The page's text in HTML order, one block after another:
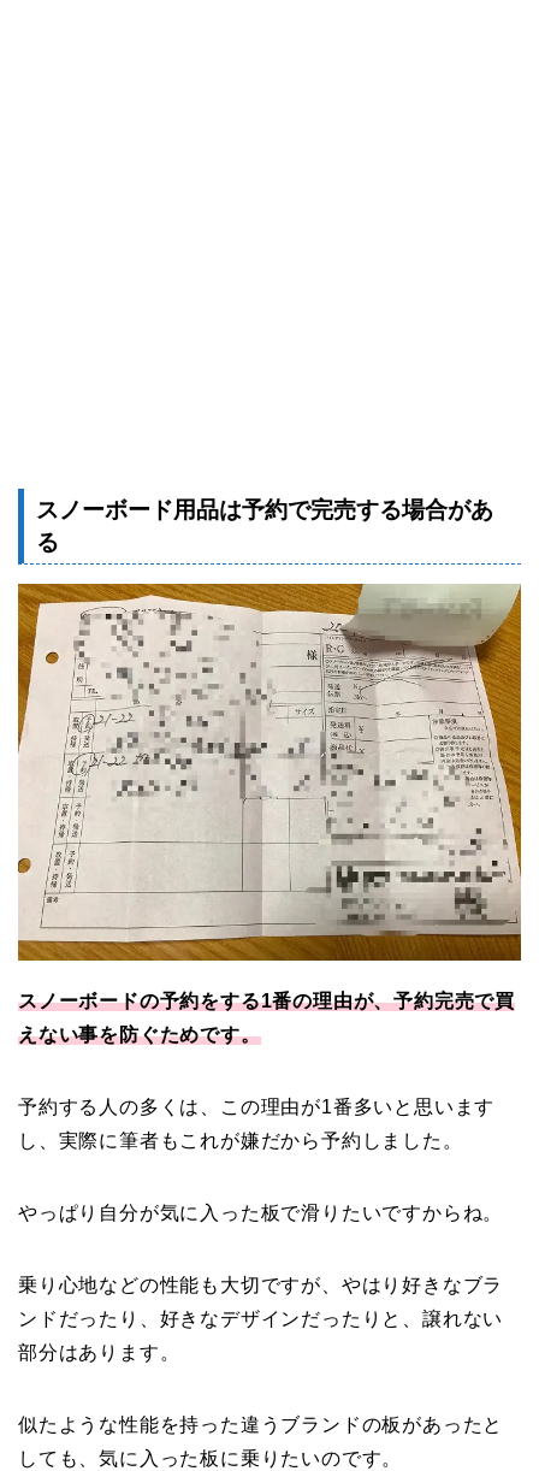
スノーボード用品は予約で完売する場合があ
る
スノーボードの予約をする1番の理由が、予約完売で買
えない事を防ぐためです。
予約する人の多くは、この理由が1番多いと思います
し、実際に筆者もこれが嫌だから予約しました。
やっぱり自分が気に入った板で滑りたいですからね。
乗り心地などの性能も大切ですが、やはり好きなブラ
ンドだったり、好きなデザインだったりと、譲れない
部分はあります。
似たような性能を持った違うブランドの板があったと
しても、気に入った板に乗りたいのです。